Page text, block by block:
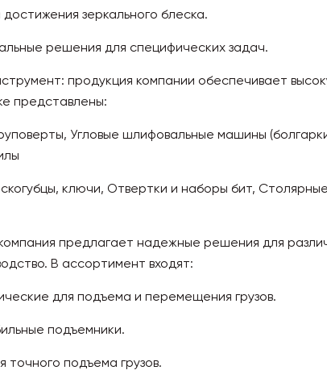
зеркального блеска.
решения для специфических задач.
продукция компании обеспечивает
представлены:
Угловые шлифовальные машины
ключи, Отвертки и наборы бит,
предлагает надежные решения для
В ассортимент входят:
для подъема и перемещения грузов.
подъемники.
подъема грузов.